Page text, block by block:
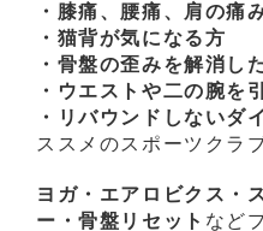
・膝痛、腰痛、肩の痛
・猫背が気になる方
・骨盤の歪みを解消し
・ウエストや二の腕を
・リバウンドしないダ
ススメのスポーツクラ
ヨガ・エアロビクス・
ー・骨盤リセット など